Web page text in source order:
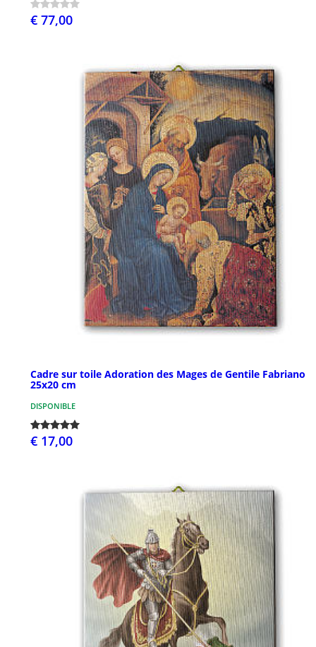
€ 77,00
Cadre sur toile Adoration des Mages de Gentile Fabriano
25x20 cm
DISPONIBLE
€ 17,00